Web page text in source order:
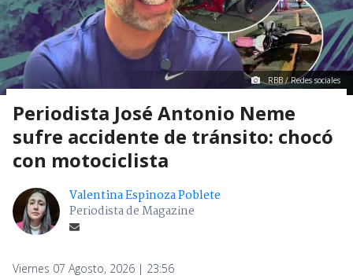
Periodista José Antonio Neme
con motociclista